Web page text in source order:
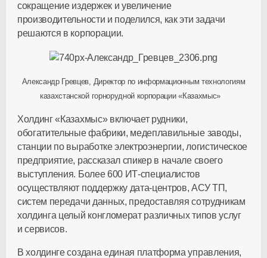
сокращение издержек и увеличение
производительности и поделился, как эти задачи
решаются в корпорации.
Александр Гревцев, Директор по информационным технологиям
казахстанской горнорудной корпорации «Казахмыс»
Холдинг «Казахмыс» включает рудники,
обогатительные фабрики, медеплавильные заводы,
станции по выработке электроэнергии, логистическое
предприятие, рассказал спикер в начале своего
выступления. Более 600 ИТ-специалистов
осуществляют поддержку дата-центров, АСУ ТП,
систем передачи данных, предоставляя сотрудникам
холдинга целый конгломерат различных типов услуг
и сервисов.
В холдинге создана единая платформа управления,